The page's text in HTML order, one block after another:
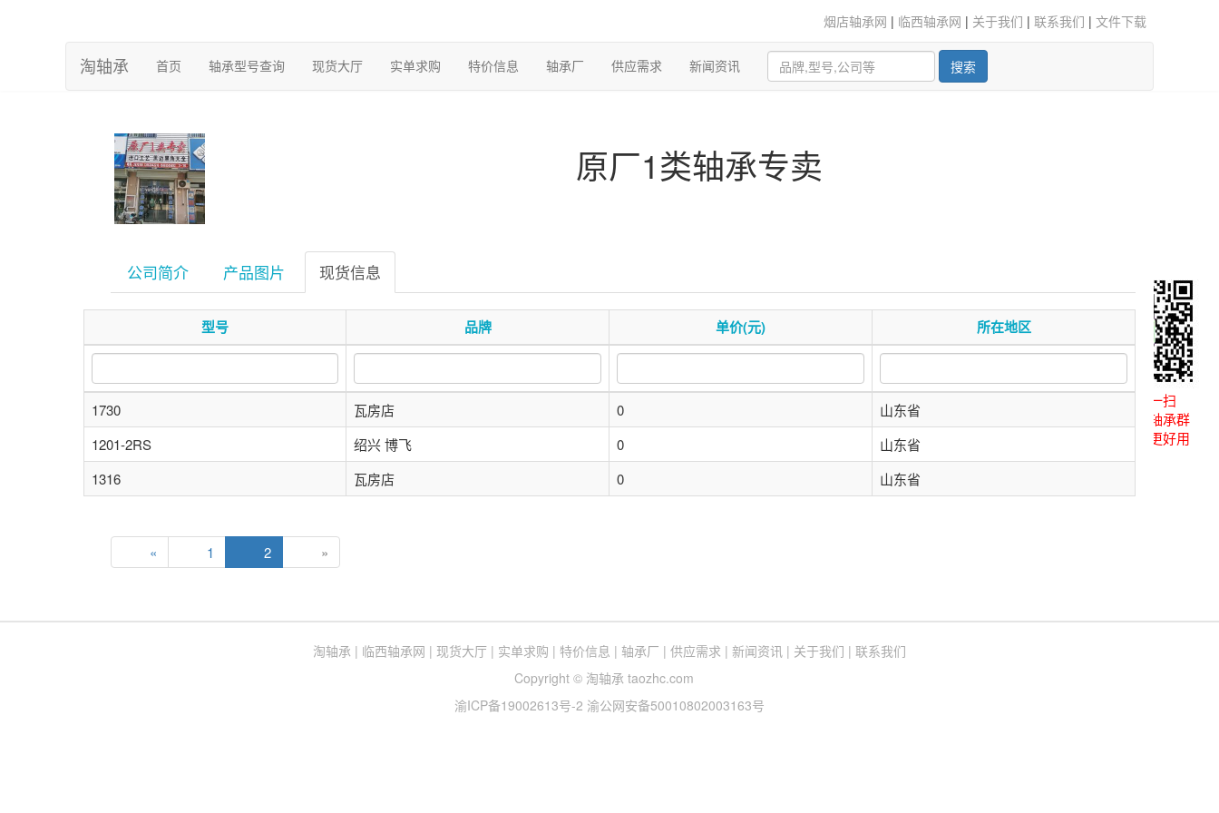
烟店轴承网 | 临西轴承网 | 关于我们 | 联系我们 | 文件下载
淘轴承 首页 (current)轴承型号查询 现货大厅 实单求购 特价信息 轴承厂 供应需求 新闻资讯 搜索
微信扫一扫
关注后进轴承群
点击菜单更好用
原厂1类轴承专卖
公司简介 产品图片 现货信息
型号 品牌 单价(元) 所在地区
1730 瓦房店 0
山东省
1201-2RS
绍兴 博飞 0
山东省
1316
瓦房店 0 山东省
« 1 2 »
淘轴承 (current)
| 临西轴承网 | 现货大厅 | 实单求购 | 特价信息 | 轴承厂 | 供应需求 | 新闻资讯 | 关于我们 | 联系我们
Copyright © 淘轴承 taozhc.com
渝ICP备19002613号-2 渝公网安备50010802003163号